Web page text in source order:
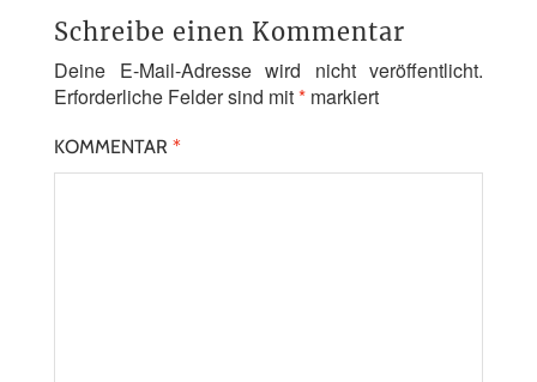
Schreibe einen Kommentar
Deine E-Mail-Adresse wird nicht veröffentlicht.
Erforderliche Felder sind mit* markiert
KOMMENTAR *